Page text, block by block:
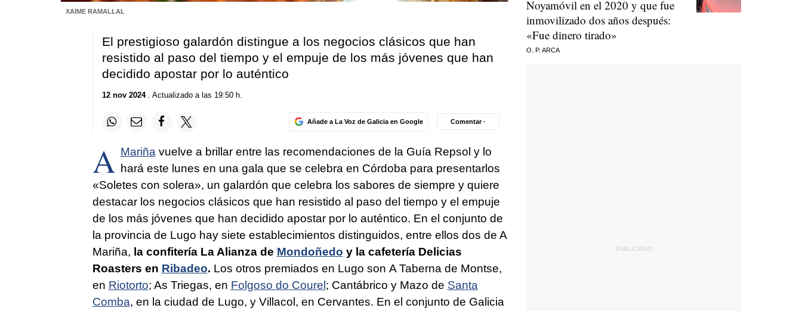
XAIME RAMALLAL
El prestigioso galardón distingue a los negocios clásicos que han
resistido al paso del tiempo y el empuje de los más jóvenes que han
decidido apostar por lo auténtico
12 nov 2024. Actualizado a las 19:50 h.
Añade a La Voz de Galicia en Google Comentar ·
A Mariña vuelve a brillar entre las recomendaciones de la Guía Repsol y lo
hará este lunes en una gala que se celebra en Córdoba para presentarlos
«Soletes con solera», un galardón que celebra los sabores de siempre y quiere
destacar los negocios clásicos que han resistido al paso del tiempo y el empuje
de los más jóvenes que han decidido apostar por lo auténtico. En el conjunto de
la provincia de Lugo hay siete establecimientos distinguidos, entre ellos dos de A
Mariña, la confitería La Alianza de Mondoñedo y la cafetería Delicias
Roasters en Ribadeo. Los otros premiados en Lugo son A Taberna de Montse,
en Riotorto; As Triegas, en Folgoso do Courel; Cantábrico y Mazo de Santa
Comba, en la ciudad de Lugo, y Villacol, en Cervantes. En el conjunto de Galicia
Noyamóvil en el 2020 y que fue
inmovilizado dos años después:
«Fue dinero tirado»
O. P. ARCA